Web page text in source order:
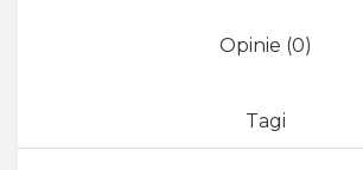
Opinie (0)
Tagi